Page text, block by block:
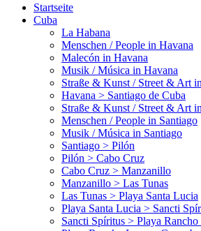
Startseite
Cuba
La Habana
Menschen / People in Havana
Malecón in Havana
Musik / Música in Havana
Straße & Kunst / Street & Art
Havana > Santiago de Cuba
Straße & Kunst / Street & Art
Menschen / People in Santiago
Musik / Música in Santiago
Santiago > Pilón
Pilón > Cabo Cruz
Cabo Cruz > Manzanillo
Manzanillo > Las Tunas
Las Tunas > Playa Santa Lucia
Playa Santa Lucia > Sancti
Sancti Spíritus > Playa Rancho